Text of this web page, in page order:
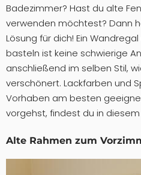
Badezimmer? Hast du alte
verwenden möchtest? Dann
Lösung für dich! Ein
basteln ist keine schwierige
anschließend im selben Stil,
verschönert. Lackfarben und
Vorhaben am besten
vorgehst, findest du in diesem
Alte Rahmen zum